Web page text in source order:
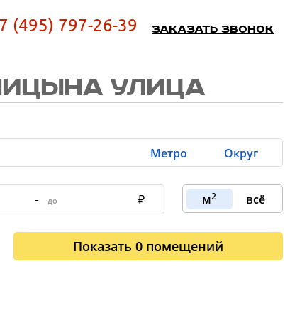
(495) 797-26-39 Заказать звонок
УЛИЦА
Метро Округ
- м2 всё
Показать0 помещений